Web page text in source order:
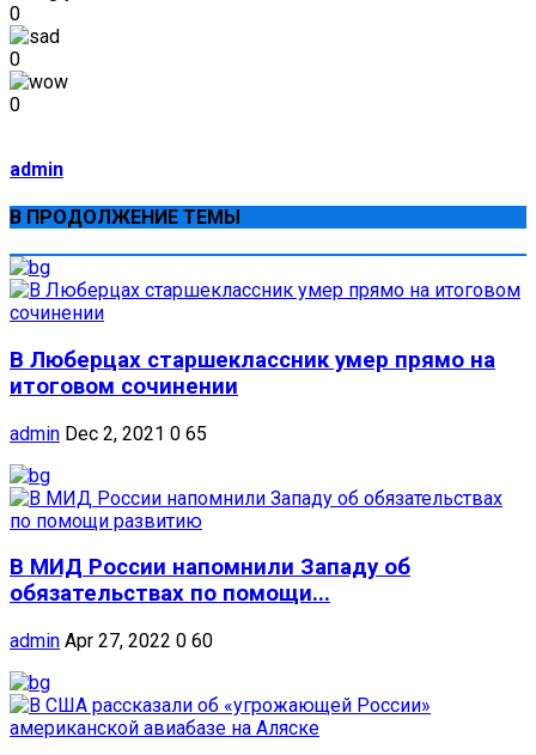
0
0
0
admin
В ПРОДОЛЖЕНИЕ ТЕМЫ
В Люберцах старшеклассник умер прямо на
итоговом сочинении
admin Dec 2, 2021 0 65
В МИД России напомнили Западу об
обязательствах по помощи...
admin Apr 27, 2022 0 60